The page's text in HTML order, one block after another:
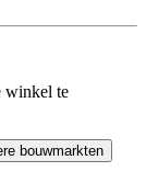
winkel te
bouwmarkten